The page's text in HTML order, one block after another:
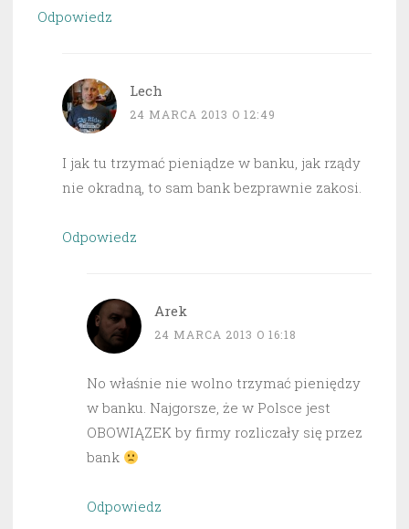
Odpowiedz
Lech
24 MARCA 2013 O 12:49
I jak tu trzymać pieniądze w banku, jak rządy
nie okradną, to sam bank bezprawnie zakosi.
Odpowiedz
Arek
24 MARCA 2013 O 16:18
No właśnie nie wolno trzymać pieniędzy
w banku. Najgorsze, że w Polsce jest
OBOWIĄZEK by firmy rozliczały się przez
bank
Odpowiedz